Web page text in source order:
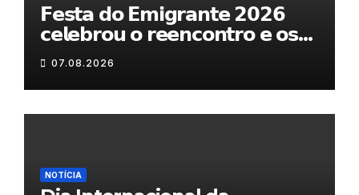
𝗙𝗲𝘀𝘁𝗮 𝗱𝗼 𝗘𝗺𝗶𝗴𝗿𝗮𝗻𝘁𝗲 𝟮𝟬𝟮𝟲
𝗰𝗲𝗹𝗲𝗯𝗿𝗼𝘂 𝗼 𝗿𝗲𝗲𝗻𝗰𝗼𝗻𝘁𝗿𝗼 𝗲 𝗼𝘀
𝗹𝗮𝗰̧𝗼𝘀 𝗾𝘂𝗲 𝘂𝗻𝗲𝗺 𝗠𝘂𝗿𝗰̧𝗮
07.08.2026
NOTÍCIA